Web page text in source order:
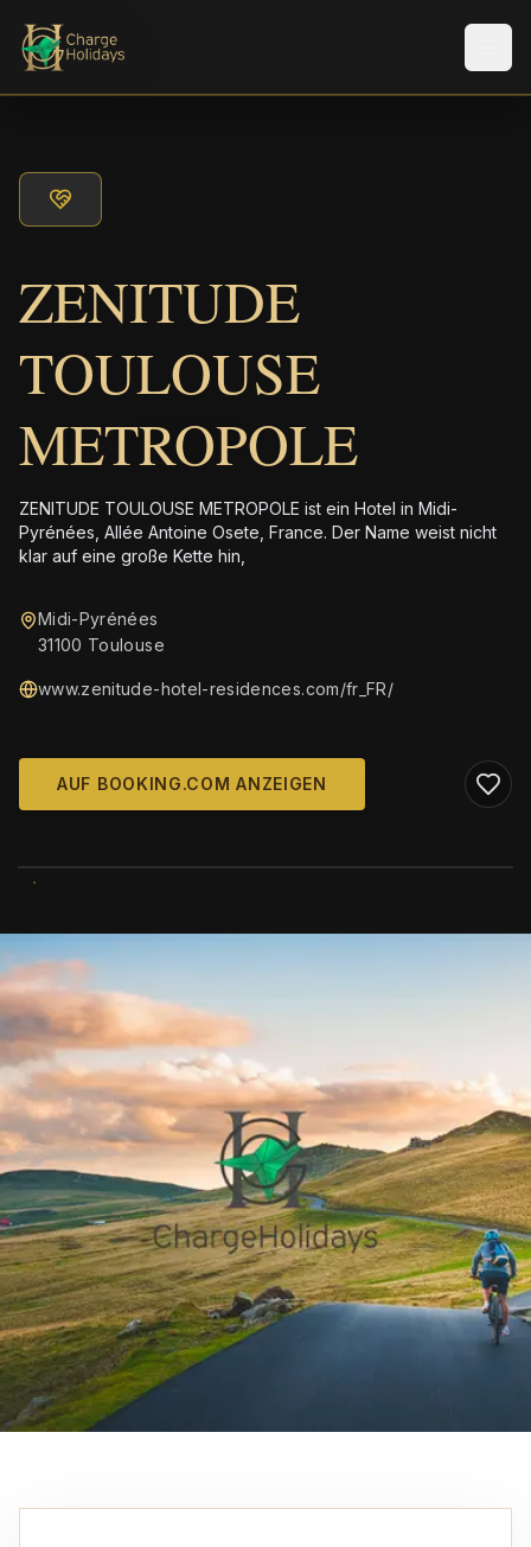
ZENITUDE
TOULOUSE
METROPOLE
ZENITUDE TOULOUSE METROPOLE ist ein Hotel in Midi-
Pyrénées, Allée Antoine Osete, France. Der Name weist nicht
klar auf eine große Kette hin,
Midi-Pyrénées
31100 Toulouse
www.zenitude-hotel-residences.com/fr_FR/
AUF BOOKING.COM ANZEIGEN